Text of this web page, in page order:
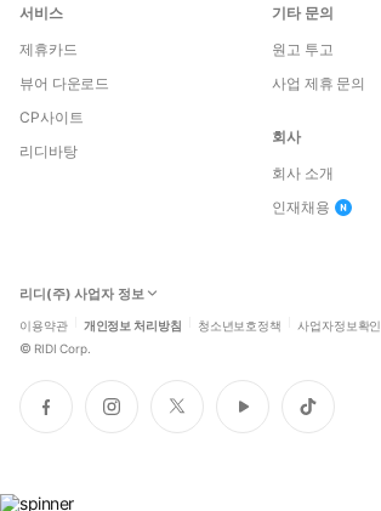
서비스
제휴카드
뷰어 다운로드
CP사이트
리디바탕
기타 문의
원고 투고
사업 제휴 문의
회사
회사 소개
인재채용
리디(주) 사업자 정보
이용약관 개인정보 처리방침 청소년보호정책 사업자정보확인
© RIDI Corp.
페
이
인
스
트
위
유
튜
틱
톡